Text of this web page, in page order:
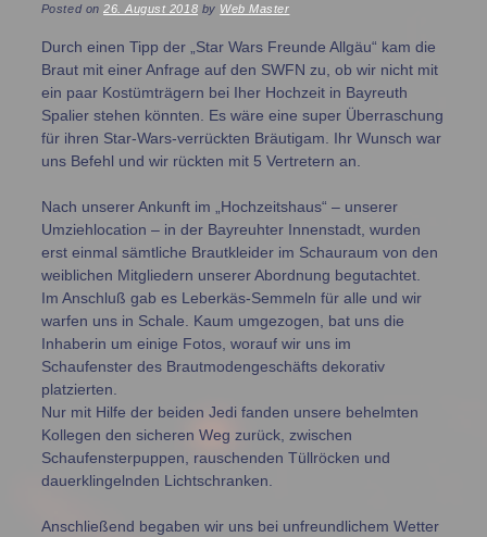
Posted on26. August 2018 by Web Master
Durch einen Tipp der „Star Wars Freunde Allgäu“ kam die
Braut mit einer Anfrage auf den SWFN zu, ob wir nicht mit
ein paar Kostümträgern bei Iher Hochzeit in Bayreuth
Spalier stehen könnten. Es wäre eine super Überraschung
für ihren Star-Wars-verrückten Bräutigam. Ihr Wunsch war
uns Befehl und wir rückten mit 5 Vertretern an.
Nach unserer Ankunft im „Hochzeitshaus“ – unserer
Umziehlocation – in der Bayreuhter Innenstadt, wurden
erst einmal sämtliche Brautkleider im Schauraum von den
weiblichen Mitgliedern unserer Abordnung begutachtet.
Im Anschluß gab es Leberkäs-Semmeln für alle und wir
warfen uns in Schale. Kaum umgezogen, bat uns die
Inhaberin um einige Fotos, worauf wir uns im
Schaufenster des Brautmodengeschäfts dekorativ
platzierten.
Nur mit Hilfe der beiden Jedi fanden unsere behelmten
Kollegen den sicheren Weg zurück, zwischen
Schaufensterpuppen, rauschenden Tüllröcken und
dauerklingelnden Lichtschranken.
Anschließend begaben wir uns bei unfreundlichem Wetter